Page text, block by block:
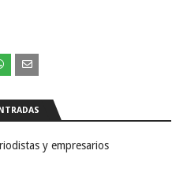
y empresarios